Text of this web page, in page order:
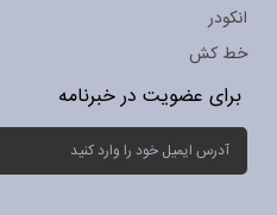
انکودر
خط کش
برای عضویت در خبرنامه
ثبت
برای